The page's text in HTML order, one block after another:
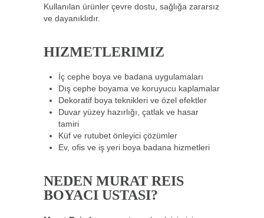
Kullanılan ürünler çevre dostu, sağlığa zararsız
ve dayanıklıdır.
HIZMETLERIMIZ
İç cephe boya ve badana uygulamaları
Dış cephe boyama ve koruyucu kaplamalar
Dekoratif boya teknikleri ve özel efektler
Duvar yüzey hazırlığı, çatlak ve hasar
tamiri
Küf ve rutubet önleyici çözümler
Ev, ofis ve iş yeri boya badana hizmetleri
NEDEN MURAT REIS
BOYACI USTASI?